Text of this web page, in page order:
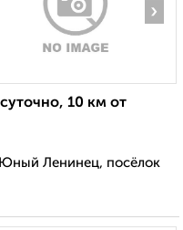
›
10 км от
Ленинец, посёлок